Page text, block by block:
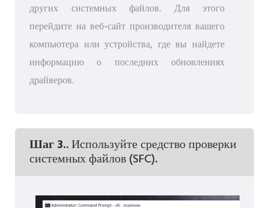
других системных файлов. Для этого
перейдите на веб-сайт производителя вашего
компьютера или устройства, где вы найдете
информацию о последних обновлениях
драйверов.
Шаг 3.. Используйте средство проверки
системных файлов (SFC).